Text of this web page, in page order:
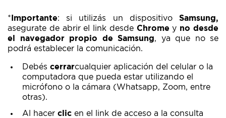
* Importante: si utilizás un dispositivo Samsung,
asegurate de abrir el link desde Chromey no desde
el navegador propio de Samsung, ya que no se
podrá establecer la comunicación.
Debés cerrarcualquier aplicación del celular o la
computadora que pueda estar utilizando el
micrófono o la cámara (Whatsapp, Zoom, entre
otras).
Al hacer clic en el link de acceso a la consulta